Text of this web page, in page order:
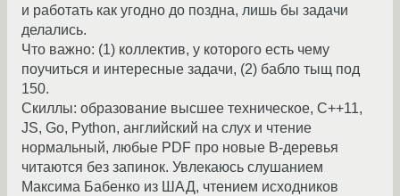
и работать как угодно до поздна, лишь бы задачи
делались.
Что важно: (1) коллектив, у которого есть чему
поучиться и интересные задачи, (2) бабло тыщ под
150.
Скиллы: образование высшее техническое, C++11,
JS, Go, Python, английский на слух и чтение
нормальный, любые PDF про новые B-деревья
читаются без запинок. Увлекаюсь слушанием
Максима Бабенко из ШАД, чтением исходников